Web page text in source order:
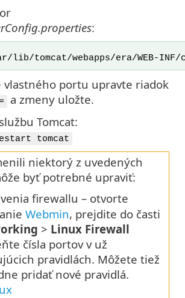
:
lib/tomcat/webapps/era/WEB-
vlastného portu upravte riadok
a zmeny uložte.
Tomcat:
tomcat
niektorý z uvedených
byť potrebné upraviť:
firewallu – otvorte
Webmin, prejdite do časti
> Linux Firewall
čísla portov v už
pravidlách. Môžete tiež
pridať nové pravidlá.